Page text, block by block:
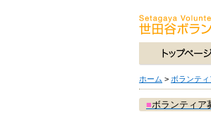
ホーム > ボランテ
■ボランティア